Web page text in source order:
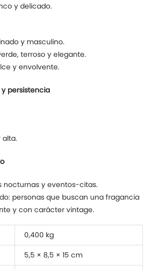
y delicado.
y masculino.
terroso y elegante.
y envolvente.
y persistencia
alta.
nocturnas y eventos-citas.
personas que buscan una fragancia
y con carácter vintage.
0,400 kg
5,5 × 8,5 × 15 cm